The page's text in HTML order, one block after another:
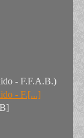
- F.F.A.B.)
- F.[...]